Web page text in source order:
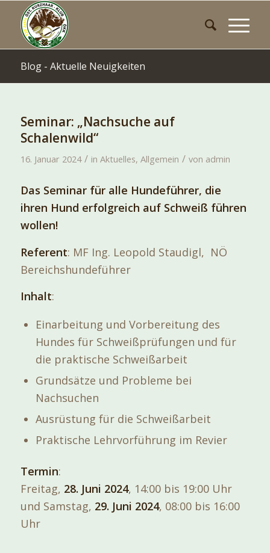
Blog - Aktuelle Neuigkeiten
Seminar: „Nachsuche auf
Schalenwild“
16. Januar 2024 / in Aktuelles, Allgemein / von admin
Das Seminar für alle Hundeführer, die
ihren Hund erfolgreich auf Schweiß führen
wollen!
Referent: MF Ing. Leopold Staudigl, NÖ
Bereichshundeführer
Inhalt:
Einarbeitung und Vorbereitung des
Hundes für Schweißprüfungen und für
die praktische Schweißarbeit
Grundsätze und Probleme bei
Nachsuchen
Ausrüstung für die Schweißarbeit
Praktische Lehrvorführung im Revier
Termin:
Freitag, 28. Juni 2024, 14:00 bis 19:00 Uhr
und Samstag, 29. Juni 2024, 08:00 bis 16:00
Uhr